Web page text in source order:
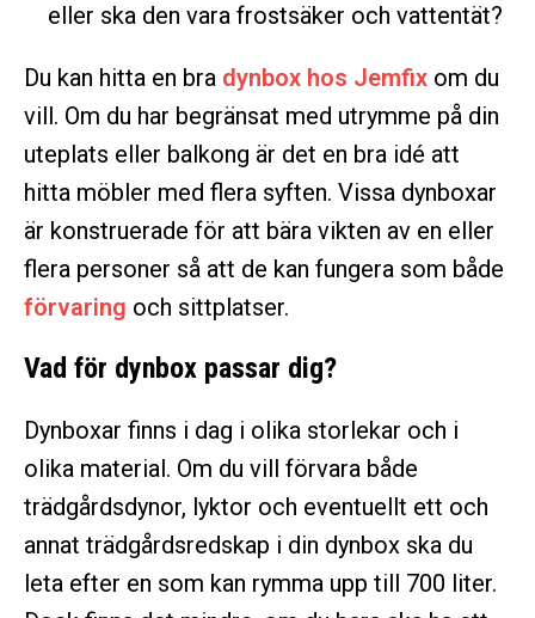
eller ska den vara frostsäker och vattentät?
Du kan hitta en bra dynbox hos Jemfix om du
vill. Om du har begränsat med utrymme på din
uteplats eller balkong är det en bra idé att
hitta möbler med flera syften. Vissa dynboxar
är konstruerade för att bära vikten av en eller
flera personer så att de kan fungera som både
förvaring och sittplatser.
Vad för dynbox passar dig?
Dynboxar finns i dag i olika storlekar och i
olika material. Om du vill förvara både
trädgårdsdynor, lyktor och eventuellt ett och
annat trädgårdsredskap i din dynbox ska du
leta efter en som kan rymma upp till 700 liter.